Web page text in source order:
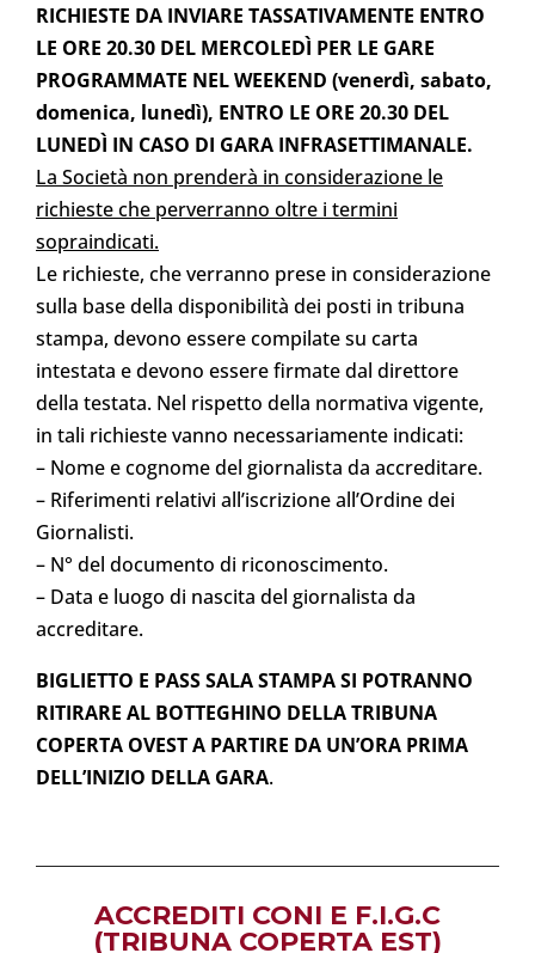
RICHIESTE DA INVIARE TASSATIVAMENTE ENTRO
LE ORE 20.30 DEL MERCOLEDÌ PER LE GARE
PROGRAMMATE NEL WEEKEND (venerdì, sabato,
domenica, lunedì), ENTRO LE ORE 20.30 DEL
LUNEDÌ IN CASO DI GARA INFRASETTIMANALE.
La Società non prenderà in considerazione le
richieste che perverranno oltre i termini
sopraindicati.
Le richieste, che verranno prese in considerazione
sulla base della disponibilità dei posti in tribuna
stampa, devono essere compilate su carta
intestata e devono essere firmate dal direttore
della testata. Nel rispetto della normativa vigente,
in tali richieste vanno necessariamente indicati:
– Nome e cognome del giornalista da accreditare.
– Riferimenti relativi all’iscrizione all’Ordine dei
Giornalisti.
– N° del documento di riconoscimento.
– Data e luogo di nascita del giornalista da
accreditare.
BIGLIETTO E PASS SALA STAMPA SI POTRANNO
RITIRARE AL BOTTEGHINO DELLA TRIBUNA
COPERTA OVEST A PARTIRE DA UN’ORA PRIMA
DELL’INIZIO DELLA GARA.
ACCREDITI CONI E F.I.G.C
(TRIBUNA COPERTA EST)